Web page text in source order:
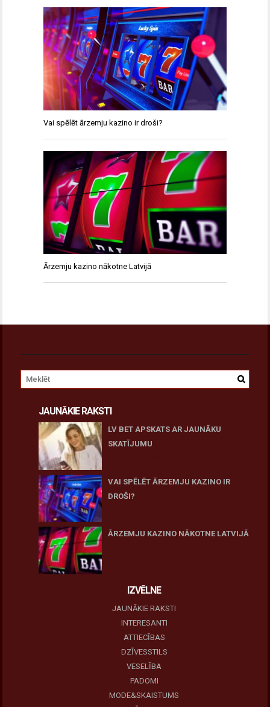
Vai spēlēt ārzemju kazino ir droši?
Ārzemju kazino nākotne Latvijā
JAUNĀKIE RAKSTI
LV BET APSKATS AR JAUNĀKU
SKATĪJUMU
VAI SPĒLĒT ĀRZEMJU KAZINO IR
DROŠI?
ĀRZEMJU KAZINO NĀKOTNE LATVIJĀ
IZVĒLNE
JAUNĀKIE RAKSTI
INTERESANTI
ATTIECĪBAS
DZĪVESSTILS
VESELĪBA
PADOMI
MODE&SKAISTUMS